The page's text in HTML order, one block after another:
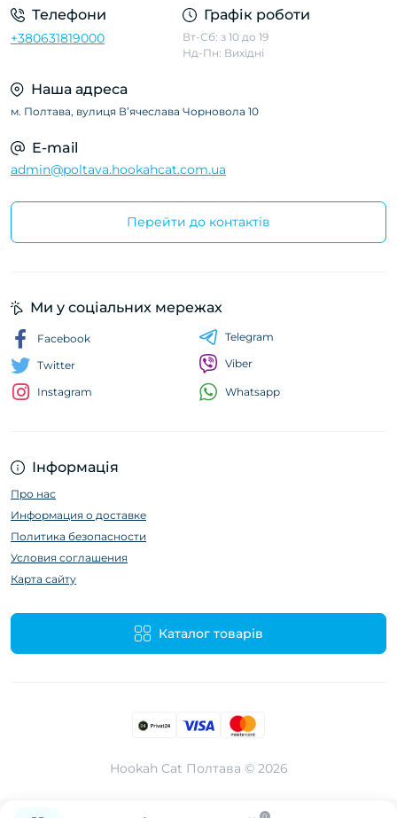
0
Телефони
+380631819000
Графік роботи
Вт-Сб: з 10 до 19
Нд-Пн: Вихідні
Наша адреса
м. Полтава, вулиця Вʼячеслава Чорновола 10
E-mail
admin@poltava.hookahcat.com.ua
Перейти до контактів
Інформація
Про нас
Информация о доставке
Политика безопасности
Условия соглашения
Карта сайту
Каталог товарів
Ми у соціальних мережах
Facebook
Twitter
Instagram
Telegram
Viber
Whatsapp
Hookah Cat Полтава © 2026